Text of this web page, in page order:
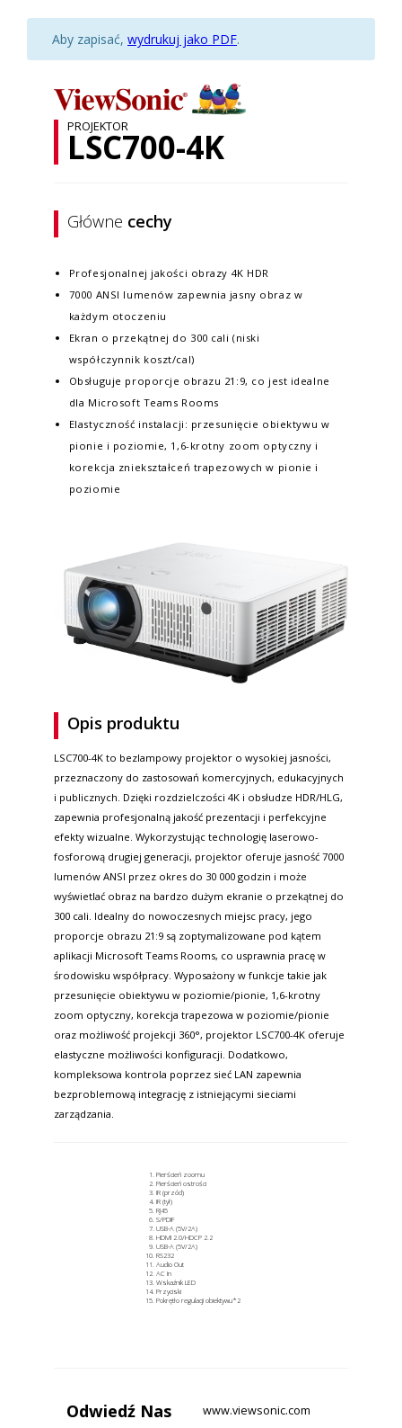
Aby zapisać, wydrukuj jako PDF.
PROJEKTOR
LSC700-4K
Główne cechy
Profesjonalnej jakości obrazy 4K HDR
7000 ANSI lumenów zapewnia jasny obraz w
każdym otoczeniu
Ekran o przekątnej do 300 cali (niski
współczynnik koszt/cal)
Obsługuje proporcje obrazu 21:9, co jest idealne
dla Microsoft Teams Rooms
Elastyczność instalacji: przesunięcie obiektywu w
pionie i poziomie, 1,6-krotny zoom optyczny i
korekcja zniekształceń trapezowych w pionie i
poziomie
Opis produktu
LSC700-4K to bezlampowy projektor o wysokiej jasności,
przeznaczony do zastosowań komercyjnych, edukacyjnych
i publicznych. Dzięki rozdzielczości 4K i obsłudze HDR/HLG,
zapewnia profesjonalną jakość prezentacji i perfekcyjne
efekty wizualne. Wykorzystując technologię laserowo-
fosforową drugiej generacji, projektor oferuje jasność 7000
lumenów ANSI przez okres do 30 000 godzin i może
wyświetlać obraz na bardzo dużym ekranie o przekątnej do
300 cali. Idealny do nowoczesnych miejsc pracy, jego
proporcje obrazu 21:9 są zoptymalizowane pod kątem
aplikacji Microsoft Teams Rooms, co usprawnia pracę w
środowisku współpracy. Wyposażony w funkcje takie jak
przesunięcie obiektywu w poziomie/pionie, 1,6-krotny
zoom optyczny, korekcja trapezowa w poziomie/pionie
oraz możliwość projekcji 360°, projektor LSC700-4K oferuje
elastyczne możliwości konfiguracji. Dodatkowo,
kompleksowa kontrola poprzez sieć LAN zapewnia
bezproblemową integrację z istniejącymi sieciami
zarządzania.
Pierścień zoomu
Pierścień ostrości
IR (przód)
IR (tył)
RJ45
S/PDIF
USB-A (5V/2A)
HDMI 2.0/HDCP 2.2
USB-A (5V/2A)
RS232
Audio Out
AC In
Wskaźnik LED
Przyciski
Pokrętło regulacji obiektywu*2
Odwiedź Nas www.viewsonic.com